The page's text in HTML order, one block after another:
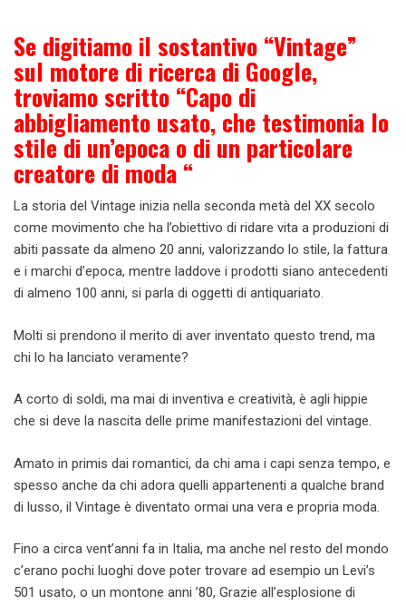
Se digitiamo il sostantivo “Vintage”
sul motore di ricerca di Google,
troviamo scritto “Capo di
abbigliamento usato, che testimonia lo
stile di un’epoca o di un particolare
creatore di moda “
La storia del Vintage inizia nella seconda metà del XX secolo
come movimento che ha l’obiettivo di ridare vita a produzioni di
abiti passate da almeno 20 anni, valorizzando lo stile, la fattura
e i marchi d’epoca, mentre laddove i prodotti siano antecedenti
di almeno 100 anni, si parla di oggetti di antiquariato.
Molti si prendono il merito di aver inventato questo trend, ma
chi lo ha lanciato veramente?
A corto di soldi, ma mai di inventiva e creatività, è agli hippie
che si deve la nascita delle prime manifestazioni del vintage.
Amato in primis dai romantici, da chi ama i capi senza tempo, e
spesso anche da chi adora quelli appartenenti a qualche brand
di lusso, il Vintage è diventato ormai una vera e propria moda.
Fino a circa vent’anni fa in Italia, ma anche nel resto del mondo
c’erano pochi luoghi dove poter trovare ad esempio un Levi’s
501 usato, o un montone anni ’80, Grazie all’esplosione di